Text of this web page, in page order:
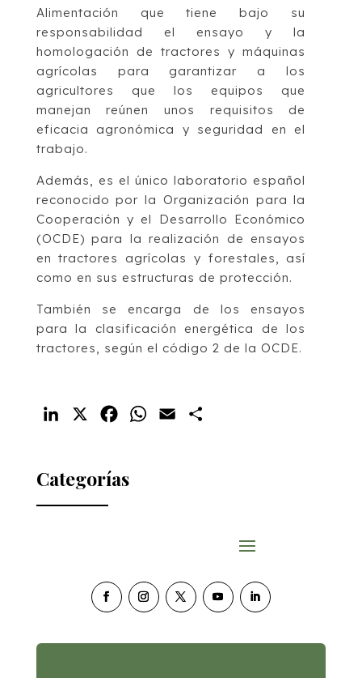
Alimentación que tiene bajo su
responsabilidad el ensayo y la
homologación de tractores y máquinas
agrícolas para garantizar a los
agricultores que los equipos que
manejan reúnen unos requisitos de
eficacia agronómica y seguridad en el
trabajo.
Además, es el único laboratorio español
reconocido por la Organización para la
Cooperación y el Desarrollo Económico
(OCDE) para la realización de ensayos
en tractores agrícolas y forestales, así
como en sus estructuras de protección.
También se encarga de los ensayos
para la clasificación energética de los
tractores, según el código 2 de la OCDE.
LinkedIn FacebookWhatsApp
Email
Categorías